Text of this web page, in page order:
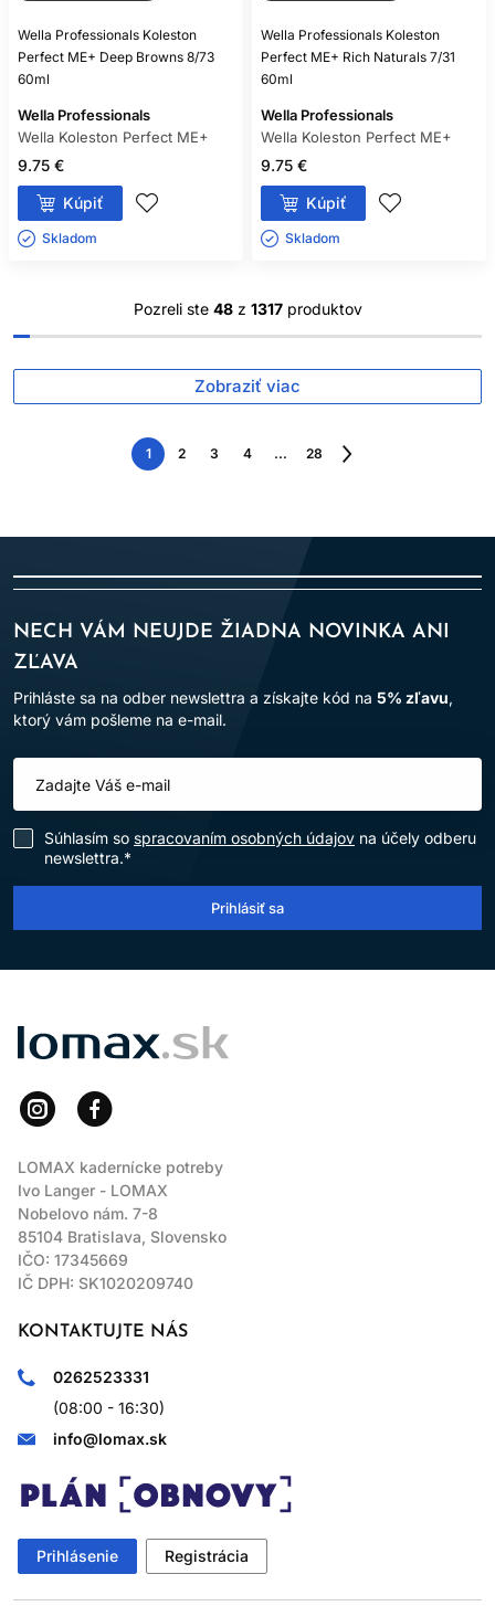
Wella Professionals Koleston
Perfect ME+ Deep Browns 8/73
60ml
Wella Professionals
Wella Koleston Perfect ME+
9.75 €
Kúpiť
Skladom ㅤ
Wella Professionals Koleston
Perfect ME+ Rich Naturals 7/31
60ml
Wella Professionals
Wella Koleston Perfect ME+
9.75 €
Kúpiť
Skladom ㅤ
Pozreli ste 48z 1317produktov
Zobraziť viac
1 2 3 4 ... 28
Nasledujúca
NECH VÁM NEUJDE ŽIADNA NOVINKA ANI
ZĽAVA
Prihláste sa na odber newslettra a získajte kód na 5% zľavu,
ktorý vám pošleme na e-mail.
Súhlasím so spracovaním osobných údajov na účely odberu
newslettra.*
Prihlásiť sa
LOMAX
LOMAX kadernícke potreby
Ivo Langer - LOMAX
Nobelovo nám. 7-8
85104 Bratislava, Slovensko
IČO: 17345669
IČ DPH: SK1020209740
KONTAKTUJTE NÁS
0262523331
(08:00 - 16:30)
info@lomax.sk
Prihlásenie Registrácia